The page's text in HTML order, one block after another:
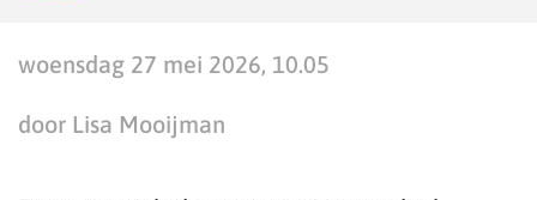
woensdag 27 mei 2026, 10.05
door Lisa Mooijman